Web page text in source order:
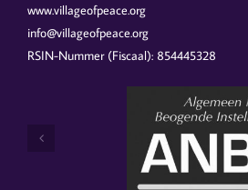
www.villageofpeace.org
info@villageofpeace.org
RSIN-Nummer (Fiscaal): 854445328